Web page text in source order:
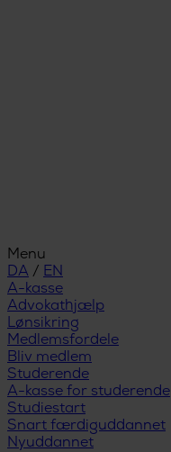
Menu
DA / EN
A-kasse
Advokathjælp
Lønsikring
Medlemsfordele
Bliv medlem
Studerende
A-kasse for studerende
Studiestart
Snart færdiguddannet
Nyuddannet